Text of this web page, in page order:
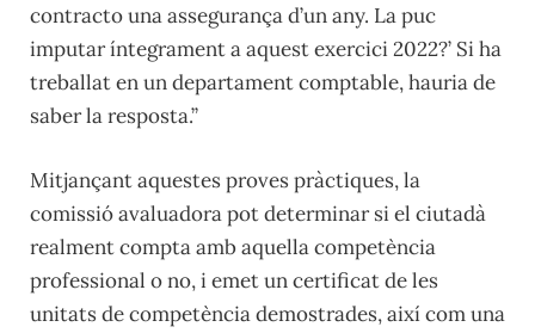
contracto una assegurança d’un any. La puc
imputar íntegrament a aquest exercici 2022?’ Si ha
treballat en un departament comptable, hauria de
saber la resposta.”
Mitjançant aquestes proves pràctiques, la
comissió avaluadora pot determinar si el ciutadà
realment compta amb aquella competència
professional o no, i emet un certificat de les
unitats de competència demostrades, així com una